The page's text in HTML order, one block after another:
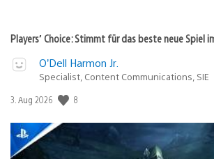
Players’ Choice: Stimmt für das beste neue Spiel
O’Dell Harmon Jr.
Specialist, Content Communications, SIE
Veröffentlichungsdatum:
3. Aug 2026 8